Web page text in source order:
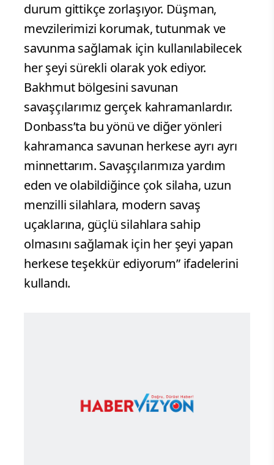
durum gittikçe zorlaşıyor. Düşman,
mevzilerimizi korumak, tutunmak ve
savunma sağlamak için kullanılabilecek
her şeyi sürekli olarak yok ediyor.
Bakhmut bölgesini savunan
savaşçılarımız gerçek kahramanlardır.
Donbass’ta bu yönü ve diğer yönleri
kahramanca savunan herkese ayrı ayrı
minnettarım. Savaşçılarımıza yardım
eden ve olabildiğince çok silaha, uzun
menzilli silahlara, modern savaş
uçaklarına, güçlü silahlara sahip
olmasını sağlamak için her şeyi yapan
herkese teşekkür ediyorum” ifadelerini
kullandı.